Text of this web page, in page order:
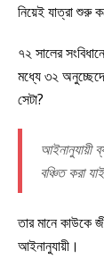
নিয়েই যাত্রা শুরু
৭২ সালের
মধ্যে ৩২ অনুচ্ছেদে
সেটা?
আইনানুযায়ী
বঞ্চিত করা
তার মানে কাউকে
আইনানুযায়ী।